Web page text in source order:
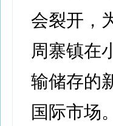
会裂开，
周寨镇在
输储存的
国际市场。